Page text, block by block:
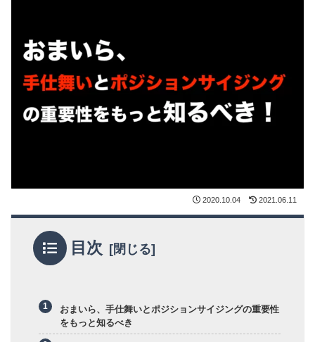
2020.10.04 2021.06.11
目次
おまいら、手仕舞いとポジションサイジングの重要性
をもっと知るべき